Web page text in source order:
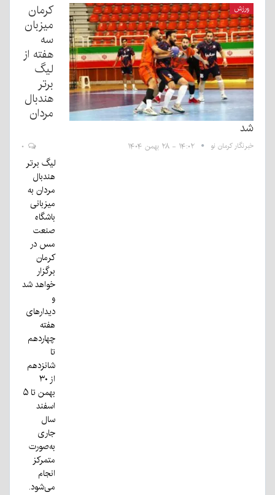
ورزش
کرمان
میزبان
سه
هفته از
لیگ
برتر
هندبال
مردان
شد
خبرنگار کرمان نو ۱۴:۰۲ - ۲۸ بهمن ۱۴۰۴
لیگ برتر
هندبال
مردان به
میزبانی
باشگاه
صنعت
مس در
کرمان
برگزار
خواهد شد
و
دیدارهای
هفته
چهاردهم
تا
شانزدهم
از ۳۰
بهمن تا ۵
اسفند
سال
جاری
به‌صورت
متمرکز
انجام
می‌شود.